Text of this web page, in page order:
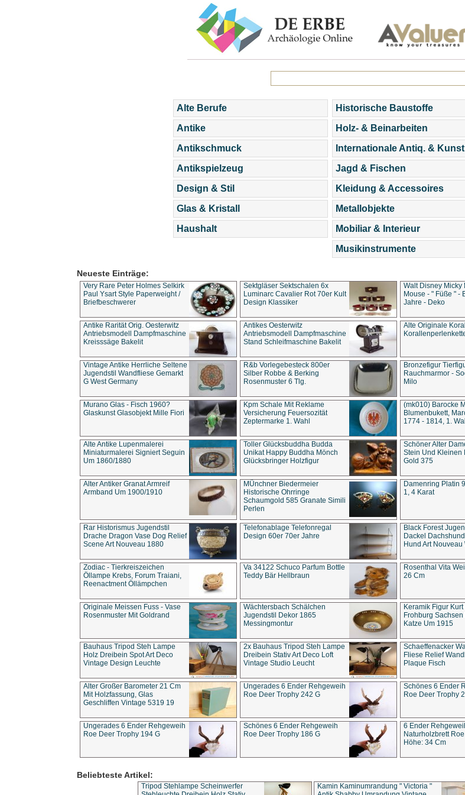
Alte Berufe
Antike
Antikschmuck
Antikspielzeug
Design & Stil
Glas & Kristall
Haushalt
Historische Baustoffe
Holz- & Beinarbeiten
Internationale Antiq. & Kunst
Jagd & Fischen
Kleidung & Accessoires
Metallobjekte
Mobiliar & Interieur
Musikinstrumente
Neueste Einträge:
Very Rare Peter Holmes Selkirk
Paul Ysart Style Paperweight /
Briefbeschwerer
Sektgläser Sektschalen 6x
Luminarc Cavalier Rot 70er Kult
Design Klassiker
Walt Disney Micky
Mouse - " Füße " -
Jahre - Deko
Antike Rarität Orig. Oesterwitz
Antriebsmodell Dampfmaschine
Kreisssäge Bakelit
Antikes Oesterwitz
Antriebsmodell Dampfmaschine
Stand Schleifmaschine Bakelit
Alte Originale
Vintage Antike Herrliche Seltene
Jugendstil Wandfliese Gemarkt
G West Germany
R&b Vorlegebesteck 800er
Silber Robbe & Berking
Rosenmuster 6 Tlg.
Bronzefigur
Rauchmarmor -
Milo
Murano Glas - Fisch 1960?
Glaskunst Glasobjekt Mille Fiori
Kpm Schale Mit Reklame
Versicherung Feuersozität
Zeptermarke 1. Wahl
(mk010) Barocke
Blumenbukett,
1774 - 1814, 1.
Alte Antike Lupenmalerei
Miniaturmalerei Signiert Seguin
Um 1860/1880
Toller Glücksbuddha Budda
Unikat Happy Buddha Mönch
Glücksbringer Holzfigur
Schöner Alter
Stein Und Kleinen
Gold 375
Alter Antiker Granat Armreif
Armband Um 1900/1910
MÜnchner Biedermeier
Historische Ohrringe
Schaumgold 585 Granate Simili
Perlen
Damenring Platin
1, 4 Karat
Rar Historismus Jugendstil
Drache Dragon Vase Dog Relief
Scene Art Nouveau 1880
Telefonablage Telefonregal
Design 60er 70er Jahre
Black Forest
Dackel
Hund Art Nouveau
Zodiac - Tierkreiszeichen
Öllampe Krebs, Forum Traiani,
Reenactment Öllämpchen
Va 34122 Schuco Parfum Bottle
Teddy Bär Hellbraun
Rosenthal Vita
26 Cm
Originale Meissen Fuss - Vase
Rosenmuster Mit Goldrand
Wächtersbach Schälchen
Jugendstil Dekor 1865
Messingmontur
Keramik Figur Kurt
Frohburg
Katze Um 1915
Bauhaus Tripod Steh Lampe
Holz Dreibein Spot Art Deco
Vintage Design Leuchte
2x Bauhaus Tripod Steh Lampe
Dreibein Stativ Art Deco Loft
Vintage Studio Leucht
Schaeffenacker
Fliese Relief
Plaque Fisch
Alter Großer Barometer 21 Cm
Mit Holzfassung, Glas
Geschliffen Vintage 5319 19
Ungerades 6 Ender Rehgeweih
Roe Deer Trophy 242 G
Schönes 6 Ender
Roe Deer Trophy
Ungerades 6 Ender Rehgeweih
Roe Deer Trophy 194 G
Schönes 6 Ender Rehgeweih
Roe Deer Trophy 186 G
6 Ender
Naturholzbrett
Höhe: 34 Cm
Beliebteste Artikel:
Tripod Stehlampe Scheinwerfer
Kamin Kaminumrandung " Victoria "